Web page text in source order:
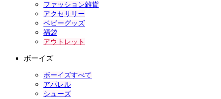
ファッション雑貨
アクセサリー
ベビーグッズ
福袋
アウトレット
ボーイズ
ボーイズすべて
アパレル
シューズ